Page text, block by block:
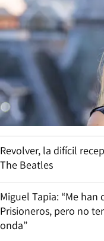
Revolver, la difícil
The Beatles
Miguel Tapia: “Me
Prisioneros, pero no
onda”